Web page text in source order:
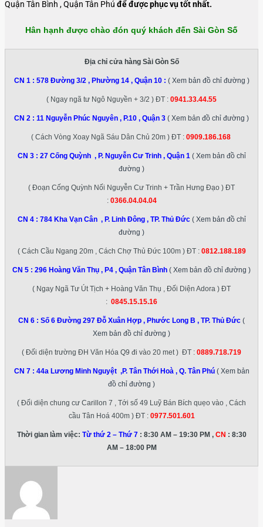
Quận Tân Bình , Quận Tân Phú để được phục vụ tốt nhất.
Hân hạnh được chào đón quý khách đến Sài Gòn Số
Địa chỉ cửa hàng Sài Gòn Số
CN 1 : 578 Đường 3/2 , Phường 14 , Quận 10: ( Xem bản đồ chỉ đường )
( Ngay ngã tư Ngô Nguyền + 3/2 ) ĐT : 0941.33.44.55
CN 2 : 11 Nguyễn Phúc Nguyên , P.10 , Quận 3 ( Xem bản đồ chỉ đường )
( Cách Vòng Xoay Ngã Sáu Dân Chủ 20m ) ĐT : 0909.186.168
CN 3 : 27 Cống Quỳnh , P. Nguyễn Cư Trinh , Quận 1 ( Xem bản đồ chỉ
đường )
( Đoạn Cống Quỳnh Nối Nguyễn Cư Trinh + Trần Hưng Đạo ) ĐT
: 0366.04.04.04
CN 4 : 784 Kha Vạn Cân , P. Linh Đông , TP. Thủ Đức( Xem bản đồ chỉ
đường )
( Cách Cầu Ngang 20m , Cách Chợ Thủ Đức 100m ) ĐT : 0812.188.189
CN 5 : 296 Hoàng Văn Thụ , P4 , Quận Tân Bình ( Xem bản đồ chỉ đường )
( Ngay Ngã Tư Út Tịch + Hoàng Văn Thụ , Đối Diện Adora ) ĐT
: 0845.15.15.16
CN 6 : Số 6 Đường 297 Đỗ Xuân Hợp , Phước Long B , TP. Thủ Đức (
Xem bản đồ chỉ đường )
( Đối diện trường ĐH Văn Hóa Q9 đi vào 20 met ) ĐT : 0889.718.719
CN 7 : 44a Lương Minh Nguyệt ,P. Tân Thới Hoà , Q. Tân Phú ( Xem bản
đồ chỉ đường )
( Đối diện chung cư Carillon 7 , Tới số 49 Luỹ Bán Bích quẹo vào , Cách
cầu Tân Hoá 400m ) ĐT : 0977.501.601
Thời gian làm việc: Từ thứ 2 – Thứ 7: 8:30 AM – 19:30 PM , CN : 8:30
AM – 18:00 PM